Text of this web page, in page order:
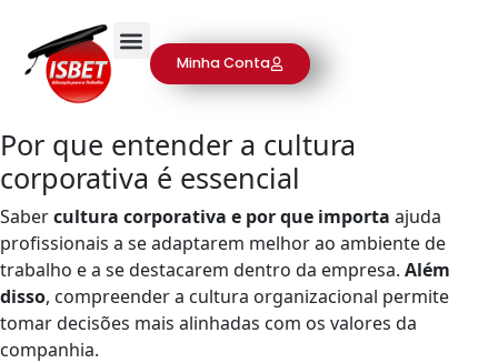
Minha Conta
Por que entender a cultura
corporativa é essencial
Sabercultura corporativa e por que importa ajuda
profissionais a se adaptarem melhor ao ambiente de
trabalho e a se destacarem dentro da empresa. Além
disso, compreender a cultura organizacional permite
tomar decisões mais alinhadas com os valores da
companhia.